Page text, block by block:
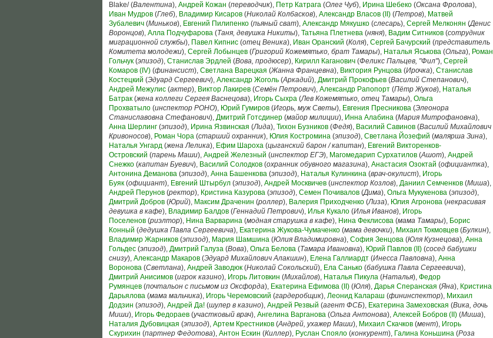
Blake/ (Валентина), Андрей Кожан (переводчик), Петр Катрага (Олег Чуб), Ирина Шебеко (Оксана Фролова),
Иван Мудров (Глеб), Владимир Кисаров (Николай Колбасков), Александр Власов (II) (Петров), Матвей
Зубалевич (Миньков), Евгений Пилипенко (пьяный сват), Александр Мякушко (слесарь), Сергей Мелконян (Денис
Воронцов), Алла Подчуфарова (Таня, девушка Никиты), Татьяна Плетнева (няня), Вадим Ситников (сотрудник
миграционной службы), Павел Кипнис (отец Веника), Иван Оранский (Коля), Сергей Бачурский (представитель
Комитета молодежи), Сергей Лобынцев (Григорий Кожемятько, брат Тамары), Наталья Яськова (Ольга), Роман
Гольчук (эпизод), Станислав Эрдлей (Вова, продюсер), Кирилл Каганович (Феликс Пальцев, "Фил"), Сергей
Комаров (IV) (финансист), Светлана Варецкая (Жанна Францевна), Виктория Рунцова (Ирочка), Станислав
Костецкий (Эдуард Сергеевич), Александр Жоголь (Аркадий), Дмитрий Прокофьев (Василий Степанович),
Андрей Межулис (актер), Виктор Лакирев (Семён Петрович), Александр Рапопорт (Пётр Жуков), Наталья
Батрак (жена коллеги Сергея Васнецова), Игорь Сыхра (Лев Кожемятько, отец Тамары), Ольга
Прохватыло (инспектор РОНО), Юрий Гумиров (Игорь, муж Светы), Евгения Пресникова (Элеонора
Станиславовна Стефанович), Дмитрий Готсдинер (майор милиции), Инна Алабина (Мария Митрофановна),
Анна Шерлинг (эпизод), Ирина Язвинская (Лида), Тихон Бузников (Федя), Василий Савинов (Василий Михайлович
Кривоносов), Роман Чора (старший охранник), Юлия Костромина (эпизод), Светлана Йозефий (малярша Зина),
Наталья Унгард (жена Лелика), Ефим Шароха (цыганский барон / капитан), Евгений Викторенков-
Островский (парень Маши), Андрей Железный (инспектор ЕГЭ), Магомедарип Сурхатилов (Ашот), Андрей
Снежко (капитан Буевич), Василий Солодков (охранник обувного магазина), Анастасия Озоктай (официантка),
Антонина Деманова (эпизод), Анна Башенкова (эпизод), Наталья Кулинкина (врач-окулист), Игорь
Буяк (официант), Евгений Штырбул (эпизод), Андрей Москвичев (инспектор Козлов), Даниил Семченков (Миша),
Андрей Перунов (ректор), Кристина Казурова (эпизод), Семен Почивалов (Дима), Ольга Мукукенова (эпизод),
Дмитрий Добров (Юрий), Максим Драченин (роллер), Валерия Приходченко (Лиза), Юлия Агронова (некрасивая
девушка в кафе), Владимир Балдов (Геннадий Петрович), Илья Кукало (Илья Иванов), Игорь
Поселенов (риэлтор), Нина Варварина (модная старушка в кафе), Нина Феклисова (мама Тамары), Борис
Конный (дедушка Павла Сергеевича), Екатерина Жукова-Чумаченко (мама девочки), Михаил Токмовцев (Булкин),
Владимир Жарников (эпизод), Мария Шамшина (Юлия Владимировна), София Зенцова (Юля Кузнецова), Анна
Гольдес (эпизод), Дмитрий Галуза (Вова), Ольга Белова (Тамара Ивановна), Юрий Павлов (II) (сосед бабушки
снизу), Александр Макаров (Эдуард Михайлович Алакшин), Елена Галлиардт (Инесса Павловна), Анна
Воронова (Светлана), Андрей Заводюк (Николай Сокольский), Ела Санько (бабушка Павла Сергеевича),
Дмитрий Анисимов (игрок казино), Игорь Литовкин (Михайлов), Наталья Пикула (Наталья), Федор
Румянцев (почтальон с письмом из Оксфорда), Екатерина Ефимова (II) (Юля), Дарья Сперанская (Яна), Кристина
Дарьялова (мама мальчика), Игорь Черемовский (гардеробщик), Леонид Калараш (фининспектор), Михаил
Додзин (эпизод), Андрей Да! (шулер в казино), Андрей Резвый (агент ФСБ), Екатерина Замеховская (Вика, дочь
Миши), Игорь Федораев (участковый врач), Ангелина Варганова (Ольга Антонова), Алексей Бобров (II) (Миша),
Наталия Дубовицкая (эпизод), Артем Крестников (Андрей, ухажер Маши), Михаил Скачков (мент), Игорь
Скурихин (партнер Федотова), Антон Ескин (Киллер), Руслан Спояло (конкурент), Галина Коньшина (Роза